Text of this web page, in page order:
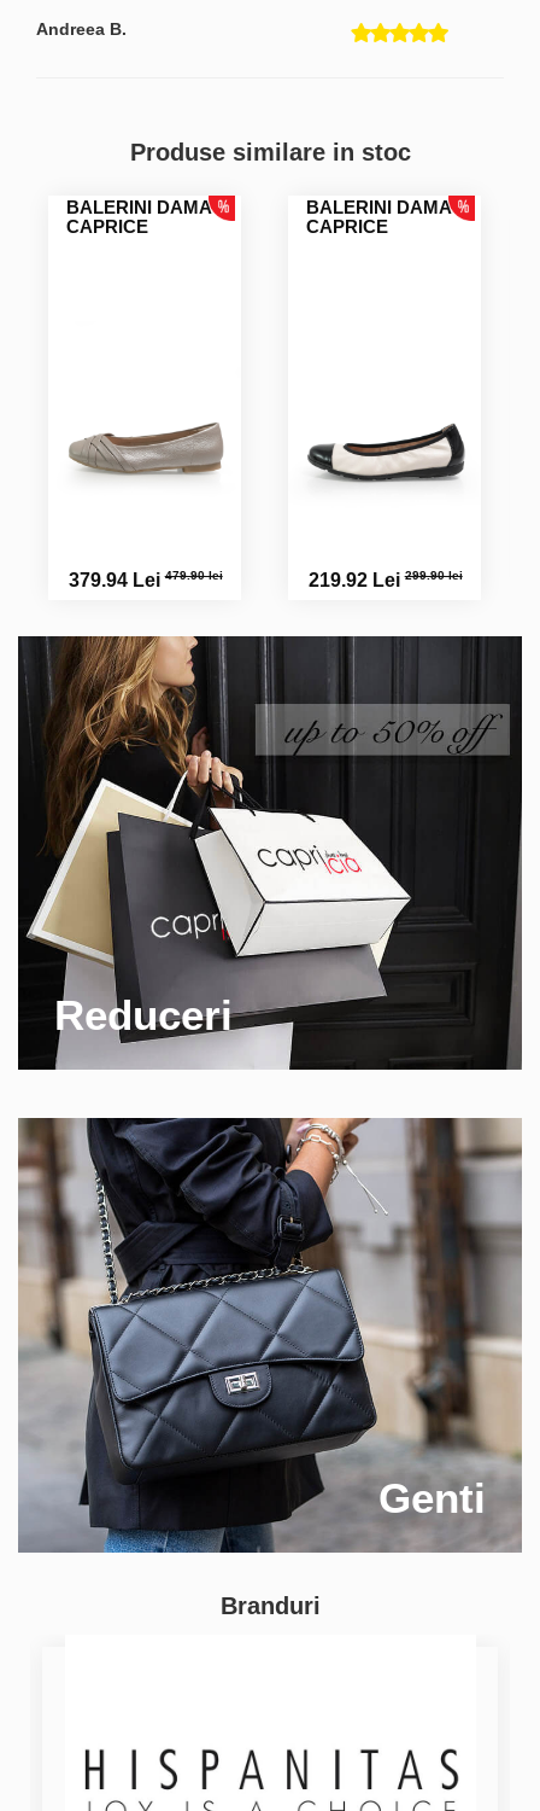
Andreea B.
Produse similare in stoc
BALERINI DAMA
CAPRICE
379.94 Lei479.90 lei
BALERINI DAMA
CAPRICE
219.92 Lei299.90 lei
Reduceri
Genti
Branduri